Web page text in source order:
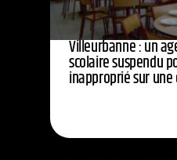
Villeurbanne : un
scolaire suspendu
inapproprié sur